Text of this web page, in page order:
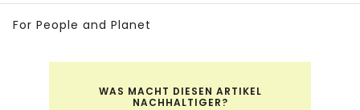
For People and Planet
WAS MACHT DIESEN ARTIKEL
NACHHALTIGER?